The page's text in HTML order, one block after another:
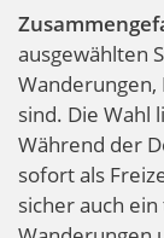
ausgewählten
sind. Die Wahl
Während der
sofort als
sicher auch